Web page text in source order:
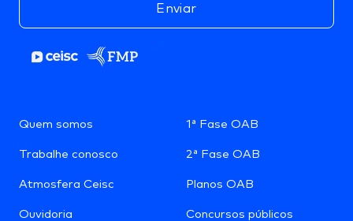
Quem somos
Trabalhe conosco
Atmosfera Ceisc
Ouvidoria
1ª Fase OAB
2ª Fase OAB
Planos OAB
Concursos públicos
Enviar